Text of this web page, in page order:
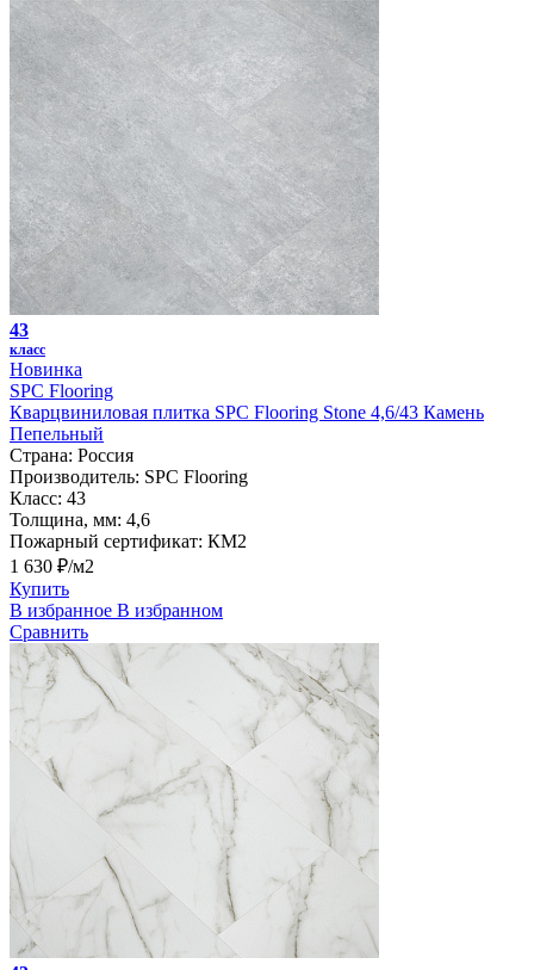
43
класс
Новинка
SPC Flooring
Кварцвиниловая плитка SPC Flooring Stone 4,6/43 Камень
Пепельный
Страна: Россия
Производитель: SPC Flooring
Класс: 43
Толщина, мм: 4,6
Пожарный сертификат: КМ2
1 630 ₽/м2
Купить
В избранное В избранном
Сравнить